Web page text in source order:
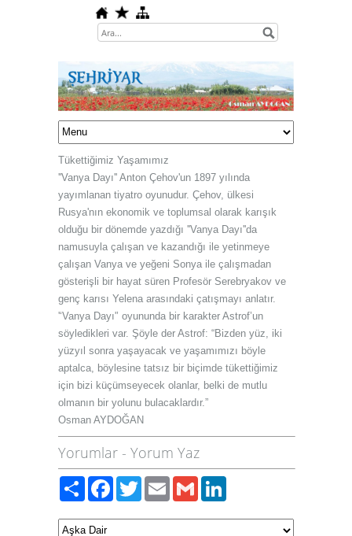
Tükettiğimiz Yaşamımız
''Vanya Dayı'' Anton Çehov'un 1897 yılında
yayımlanan tiyatro oyunudur. Çehov, ülkesi
Rusya'nın ekonomik ve toplumsal olarak karışık
olduğu bir dönemde yazdığı ''Vanya Dayı''da
namusuyla çalışan ve kazandığı ile yetinmeye
çalışan Vanya ve yeğeni Sonya ile çalışmadan
gösterişli bir hayat süren Profesör Serebryakov ve
genç karısı Yelena arasındaki çatışmayı anlatır.
'‘Vanya Dayı'’ oyununda bir karakter Astrof’un
söyledikleri var. Şöyle der Astrof: “Bizden yüz, iki
yüzyıl sonra yaşayacak ve yaşamımızı böyle
aptalca, böylesine tatsız bir biçimde tükettiğimiz
için bizi küçümseyecek olanlar, belki de mutlu
olmanın bir yolunu bulacaklardır.”
Osman AYDOĞAN
Yorumlar - Yorum Yaz
PaylaşFacebook
TwitterEmailGmail